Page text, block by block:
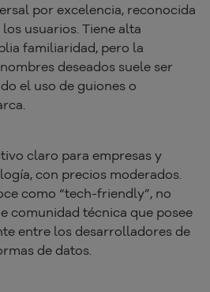
por excelencia, reconocida
usuarios. Tiene alta
familiaridad, pero la
deseados suele ser
el uso de guiones o
claro para empresas y
con precios moderados.
como “tech-friendly”, no
comunidad técnica que posee
entre los desarrolladores de
de datos.